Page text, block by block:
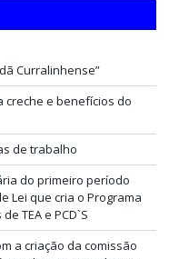
Curralinhense”
e benefícios do
de trabalho
do primeiro período
Lei que cria o Programa
TEA e PCD`S
a criação da comissão